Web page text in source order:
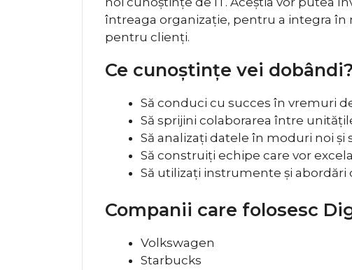
întreaga organizație, pentru a integra
pentru clienți.
Ce cunoștințe vei dobândi?
Să conduci cu succes în vremuri
Să sprijini colaborarea între
Să analizați datele în moduri noi și
Să construiți echipe care vor
Să utilizați instrumente și abordări
Companii care folosesc
Volkswagen
Starbucks